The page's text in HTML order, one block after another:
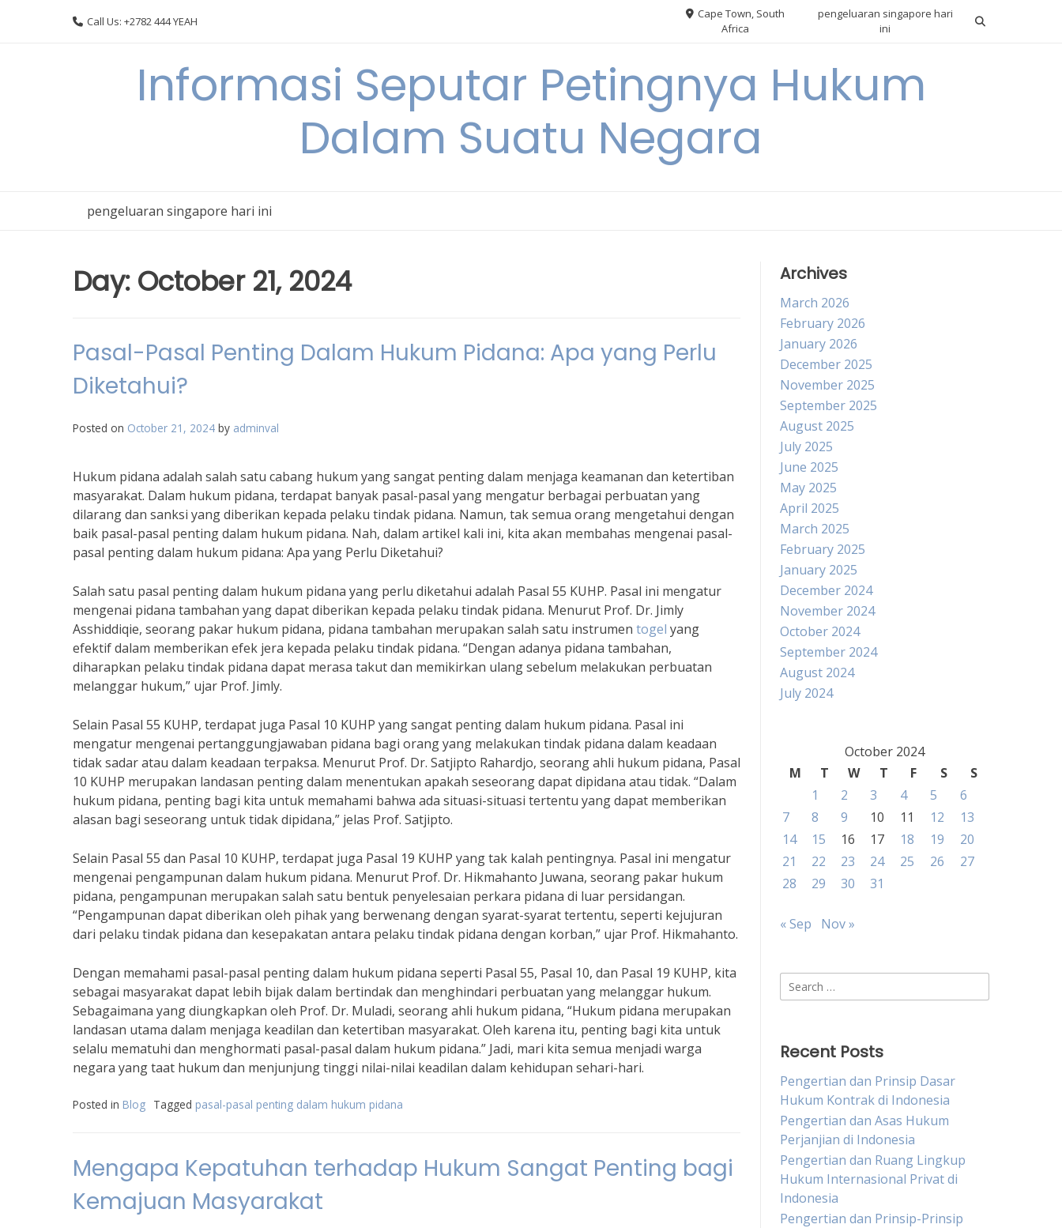
Call Us: +2782 444 YEAH
Cape Town, South
Africa
pengeluaran singapore hari
ini
Informasi Seputar Petingnya Hukum
Dalam Suatu Negara
pengeluaran singapore hari ini
Day: October 21, 2024
Pasal-Pasal Penting Dalam Hukum Pidana: Apa yang Perlu
Diketahui?
Posted on October 21, 2024 by adminval
Hukum pidana adalah salah satu cabang hukum yang sangat penting dalam menjaga keamanan dan ketertiban
masyarakat. Dalam hukum pidana, terdapat banyak pasal-pasal yang mengatur berbagai perbuatan yang
dilarang dan sanksi yang diberikan kepada pelaku tindak pidana. Namun, tak semua orang mengetahui dengan
baik pasal-pasal penting dalam hukum pidana. Nah, dalam artikel kali ini, kita akan membahas mengenai pasal-
pasal penting dalam hukum pidana: Apa yang Perlu Diketahui?
Salah satu pasal penting dalam hukum pidana yang perlu diketahui adalah Pasal 55 KUHP. Pasal ini mengatur
mengenai pidana tambahan yang dapat diberikan kepada pelaku tindak pidana. Menurut Prof. Dr. Jimly
Asshiddiqie, seorang pakar hukum pidana, pidana tambahan merupakan salah satu instrumen togel yang
efektif dalam memberikan efek jera kepada pelaku tindak pidana. “Dengan adanya pidana tambahan,
diharapkan pelaku tindak pidana dapat merasa takut dan memikirkan ulang sebelum melakukan perbuatan
melanggar hukum,” ujar Prof. Jimly.
Selain Pasal 55 KUHP, terdapat juga Pasal 10 KUHP yang sangat penting dalam hukum pidana. Pasal ini
mengatur mengenai pertanggungjawaban pidana bagi orang yang melakukan tindak pidana dalam keadaan
tidak sadar atau dalam keadaan terpaksa. Menurut Prof. Dr. Satjipto Rahardjo, seorang ahli hukum pidana, Pasal
10 KUHP merupakan landasan penting dalam menentukan apakah seseorang dapat dipidana atau tidak. “Dalam
hukum pidana, penting bagi kita untuk memahami bahwa ada situasi-situasi tertentu yang dapat memberikan
alasan bagi seseorang untuk tidak dipidana,” jelas Prof. Satjipto.
Selain Pasal 55 dan Pasal 10 KUHP, terdapat juga Pasal 19 KUHP yang tak kalah pentingnya. Pasal ini mengatur
mengenai pengampunan dalam hukum pidana. Menurut Prof. Dr. Hikmahanto Juwana, seorang pakar hukum
pidana, pengampunan merupakan salah satu bentuk penyelesaian perkara pidana di luar persidangan.
“Pengampunan dapat diberikan oleh pihak yang berwenang dengan syarat-syarat tertentu, seperti kejujuran
dari pelaku tindak pidana dan kesepakatan antara pelaku tindak pidana dengan korban,” ujar Prof. Hikmahanto.
Dengan memahami pasal-pasal penting dalam hukum pidana seperti Pasal 55, Pasal 10, dan Pasal 19 KUHP, kita
sebagai masyarakat dapat lebih bijak dalam bertindak dan menghindari perbuatan yang melanggar hukum.
Sebagaimana yang diungkapkan oleh Prof. Dr. Muladi, seorang ahli hukum pidana, “Hukum pidana merupakan
landasan utama dalam menjaga keadilan dan ketertiban masyarakat. Oleh karena itu, penting bagi kita untuk
selalu mematuhi dan menghormati pasal-pasal dalam hukum pidana.” Jadi, mari kita semua menjadi warga
negara yang taat hukum dan menjunjung tinggi nilai-nilai keadilan dalam kehidupan sehari-hari.
Posted in Blog Tagged pasal-pasal penting dalam hukum pidana
Mengapa Kepatuhan terhadap Hukum Sangat Penting bagi
Kemajuan Masyarakat
Archives
March 2026
February 2026
January 2026
December 2025
November 2025
September 2025
August 2025
July 2025
June 2025
May 2025
April 2025
March 2025
February 2025
January 2025
December 2024
November 2024
October 2024
September 2024
August 2024
July 2024
October 2024
M
T W T F S
S
1
2 3 4 5
6
7
8 9 10 11 12
13
14
15 16 17 18 19
20
21
22 23 24 25 26
27
28
29 30 31
« Sep Nov »
Search
for:
Recent Posts
Pengertian dan Prinsip Dasar
Hukum Kontrak di Indonesia
Pengertian dan Asas Hukum
Perjanjian di Indonesia
Pengertian dan Ruang Lingkup
Hukum Internasional Privat di
Indonesia
Pengertian dan Prinsip-Prinsip